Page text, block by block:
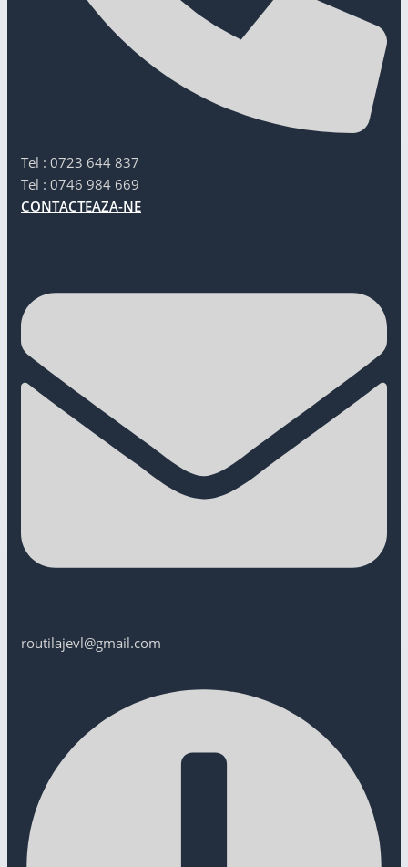
Tel : 0723 644 837
Tel : 0746 984 669
CONTACTEAZA-NE
routilajevl@gmail.com